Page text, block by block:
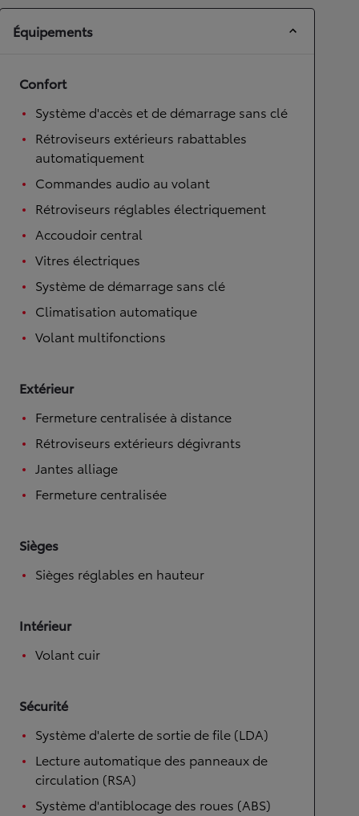
Équipements
Confort
Système d'accès et de démarrage sans clé
Rétroviseurs extérieurs rabattables
automatiquement
Commandes audio au volant
Rétroviseurs réglables électriquement
Accoudoir central
Vitres électriques
Système de démarrage sans clé
Climatisation automatique
Volant multifonctions
Extérieur
Fermeture centralisée à distance
Rétroviseurs extérieurs dégivrants
Jantes alliage
Fermeture centralisée
Sièges
Sièges réglables en hauteur
Intérieur
Volant cuir
Sécurité
Système d'alerte de sortie de file (LDA)
Lecture automatique des panneaux de
circulation (RSA)
Système d'antiblocage des roues (ABS)